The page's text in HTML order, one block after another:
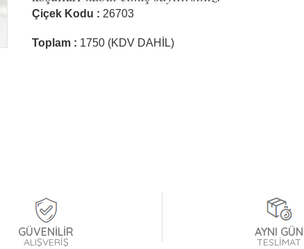
Çiçek Kodu : 26703
Toplam : 1750 (KDV DAHİL)
GÜVENİLİR
ALIŞVERİŞ
AYNI GÜN
TESLİMAT